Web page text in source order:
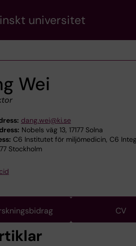
universitet
Wei
dang.wei@ki.se
Nobels väg 13, 17177 Solna
C6 Institutet för miljömedicin, C6
77 Stockholm
CV